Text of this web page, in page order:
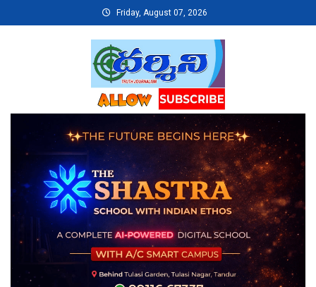
to
Friday, August 07, 2026